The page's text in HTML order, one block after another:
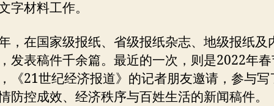
字材料工作。
，在国家级报纸、省级报纸杂志、地级报纸及
发表稿件千余篇。最近的一次，则是2022年
《21世纪经济报道》的记者朋友邀请，参与写
防控成效、经济秩序与百姓生活的新闻稿件。